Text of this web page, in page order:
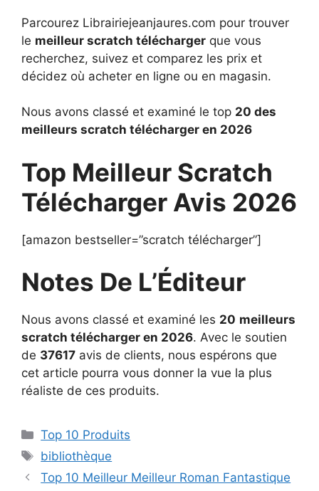
Parcourez Librairiejeanjaures.com pour trouver
le meilleur scratch télécharger que vous
recherchez, suivez et comparez les prix et
décidez où acheter en ligne ou en magasin.
Nous avons classé et examiné le top 20 des
meilleurs scratch télécharger en 2026
Top Meilleur Scratch
Télécharger Avis 2026
[amazon bestseller=”scratch télécharger”]
Notes De L’Éditeur
Nous avons classé et examiné les 20 meilleurs
scratch télécharger en 2026. Avec le soutien
de 37617 avis de clients, nous espérons que
cet article pourra vous donner la vue la plus
réaliste de ces produits.
Top 10 Produits
bibliothèque
Top 10 Meilleur Meilleur Roman Fantastique